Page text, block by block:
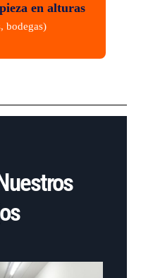
en alturas
bodegas)